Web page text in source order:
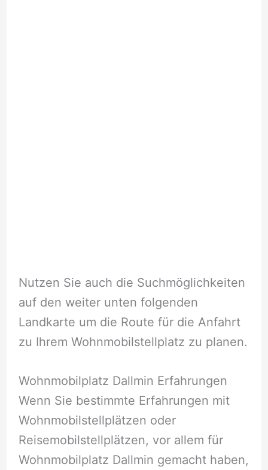
Nutzen Sie auch die Suchmöglichkeiten
auf den weiter unten folgenden
Landkarte um die Route für die Anfahrt
zu Ihrem Wohnmobilstellplatz zu planen.
Wohnmobilplatz Dallmin Erfahrungen
Wenn Sie bestimmte Erfahrungen mit
Wohnmobilstellplätzen oder
Reisemobilstellplätzen, vor allem für
Wohnmobilplatz Dallmin gemacht haben,